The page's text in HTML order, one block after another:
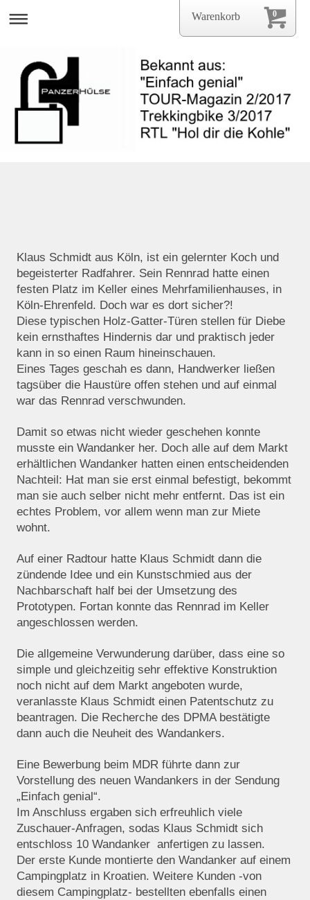
Klaus Schmidt aus Köln, ist ein gelernter Koch und
begeisterter Radfahrer. Sein Rennrad hatte einen
festen Platz im Keller eines Mehrfamilienhauses, in
Köln-Ehrenfeld. Doch war es dort sicher?!
Diese typischen Holz-Gatter-Türen stellen für Diebe
kein ernsthaftes Hindernis dar und praktisch jeder
kann in so einen Raum hineinschauen.
Eines Tages geschah es dann, Handwerker ließen
tagsüber die Haustüre offen stehen und auf einmal
war das Rennrad verschwunden.
Damit so etwas nicht wieder geschehen konnte
musste ein Wandanker her. Doch alle auf dem Markt
erhältlichen Wandanker hatten einen entscheidenden
Nachteil: Hat man sie erst einmal befestigt, bekommt
man sie auch selber nicht mehr entfernt. Das ist ein
echtes Problem, vor allem wenn man zur Miete
wohnt.
Auf einer Radtour hatte Klaus Schmidt dann die
zündende Idee und ein Kunstschmied aus der
Nachbarschaft half bei der Umsetzung des
Prototypen. Fortan konnte das Rennrad im Keller
angeschlossen werden.
Die allgemeine Verwunderung darüber, dass eine so
simple und gleichzeitig sehr effektive Konstruktion
noch nicht auf dem Markt angeboten wurde,
veranlasste Klaus Schmidt einen Patentschutz zu
beantragen. Die Recherche des DPMA bestätigte
dann auch die Neuheit des Wandankers.
Eine Bewerbung beim MDR führte dann zur
Vorstellung des neuen Wandankers in der Sendung
„Einfach genial“.
Im Anschluss ergaben sich erfreuhlich viele
Zuschauer-Anfragen, sodas Klaus Schmidt sich
entschloss 10 Wandanker anfertigen zu lassen.
Der erste Kunde montierte den Wandanker auf einem
Campingplatz in Kroatien. Weitere Kunden -von
diesem Campingplatz- bestellten ebenfalls einen
0
Warenkorb